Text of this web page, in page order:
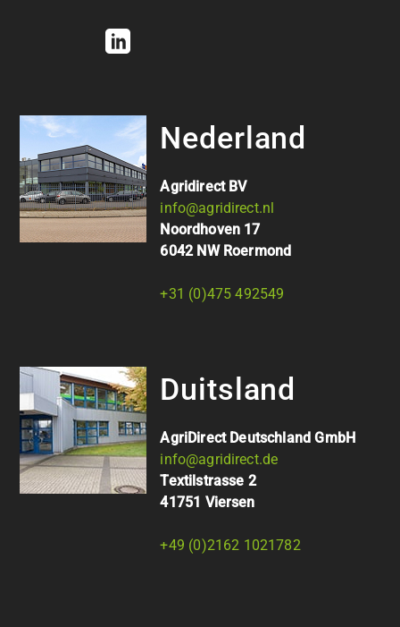
Nederland
Agridirect BV
info@agridirect.nl
Noordhoven 17
6042 NW Roermond
+31 (0)475 492549
Duitsland
AgriDirect Deutschland GmbH
info@agridirect.de
Textilstrasse 2
41751 Viersen
+49 (0)2162 1021782